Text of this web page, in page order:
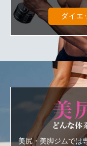
ダイエ
美尻・美脚ジムでは